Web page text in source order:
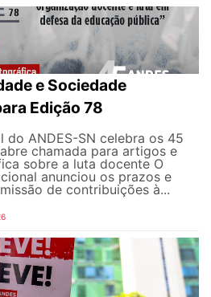
e Sociedade
Edição 78
do ANDES-SN celebra os 45
chamada para artigos e
sobre a luta docente O
anunciou os prazos e
de contribuições à...